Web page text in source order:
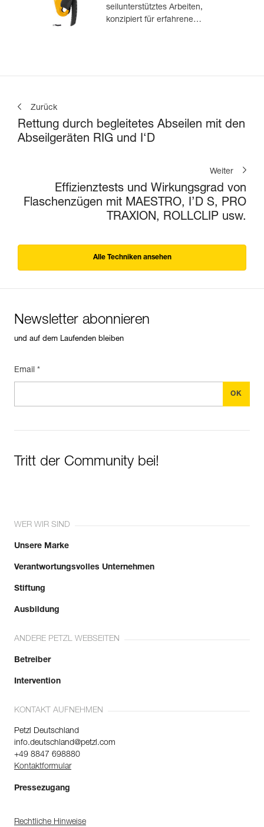
seilunterstütztes Arbeiten,
konzipiert für erfahrene
Zurück
Rettung durch begleitetes Abseilen mit den
Abseilgeräten RIG und I‘D
Weiter
Effizienztests und Wirkungsgrad von
Flaschenzügen mit MAESTRO, I’D S, PRO
TRAXION, ROLLCLIP usw.
Alle Techniken ansehen
Newsletter abonnieren
und auf dem Laufenden bleiben
Email *
Tritt der Community bei!
WER WIR SIND
Unsere Marke
Verantwortungsvolles Unternehmen
Stiftung
Ausbildung
ANDERE PETZL WEBSEITEN
Betreiber
Intervention
KONTAKT AUFNEHMEN
Petzl Deutschland
info.deutschland@petzl.com
+49 8847 698880
Kontaktformular
Pressezugang
Rechtliche Hinweise